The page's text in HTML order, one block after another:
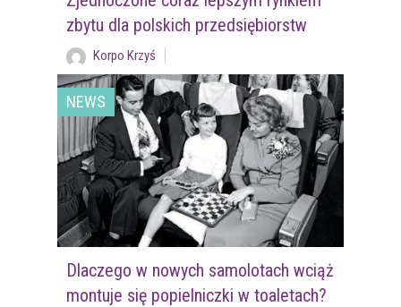
zbytu dla polskich przedsiębiorstw
Korpo Krzyś
NEWS
Dlaczego w nowych samolotach wciąż
montuje się popielniczki w toaletach?